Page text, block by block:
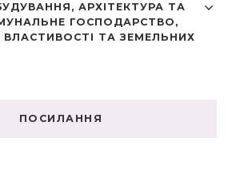
АРХІТЕКТУРА ТА
ГОСПОДАРСТВО,
ТА ЗЕМЕЛЬНИХ
ПОСИЛАННЯ